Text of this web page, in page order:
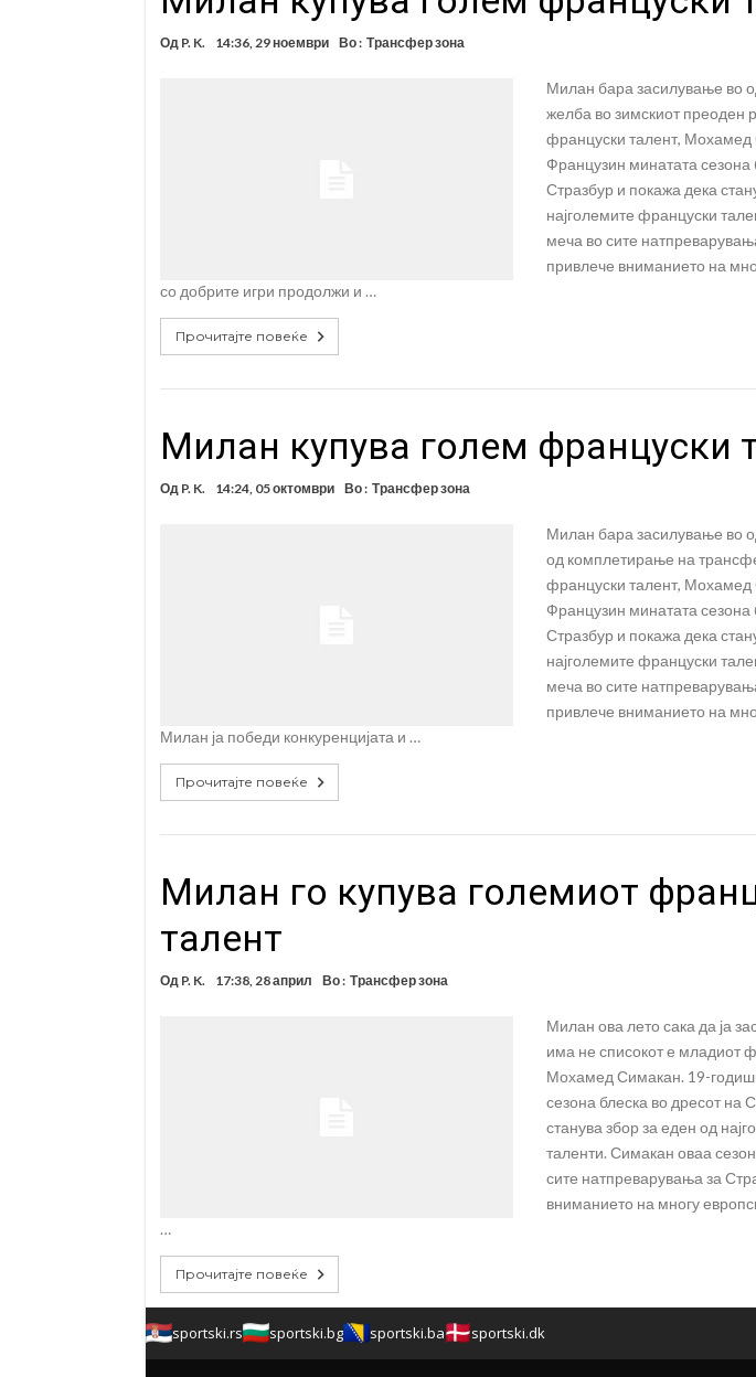
Од P. K. 14:36, 29 ноември Во : Трансфер зона
Милан бара засилување во
желба во зимскиот преоден
француски талент,
Французин минатата сезона
Стразбур и покажа дека
најголемите француски
меча во сите
привлече вниманието на
со добрите игри продолжи и …
Прочитајте повеќе
Милан купува голем француски
Од P. K. 14:24, 05 октомври Во : Трансфер зона
Милан бара засилување во
од комплетирање на
француски талент,
Французин минатата сезона
Стразбур и покажа дека
најголемите француски
меча во сите
привлече вниманието на
Милан ја победи конкуренцијата и …
Прочитајте повеќе
Милан го купува големиот
талент
Од P. K. 17:38, 28 април Во : Трансфер зона
Милан ова лето сака да ја
има не списокот е младиот
Мохамед Симакан. 19-
сезона блеска во дресот на
станува збор за еден од
таленти. Симакан оваа
сите натпреварувања за
вниманието на многу
…
Прочитајте повеќе
sportski.rs sportski.bg sportski.ba sportski.dk